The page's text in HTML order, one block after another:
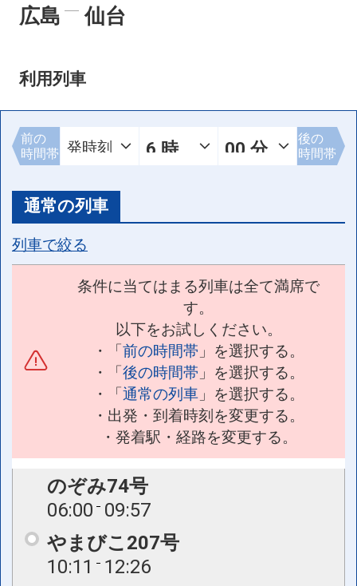
広島
仙台
利用列車
前の
時間帯
後の
時間帯
通常の列車
列車で絞る
条件に当てはまる列車は全て満席で
す。
以下をお試しください。
・「前の時間帯 」を選択する。
・「後の時間帯 」を選択する。
・「通常の列車 」を選択する。
・出発・到着時刻を変更する。
・発着駅・経路を変更する。
のぞみ74号
06:00 09:57
やまびこ207号
10:11
12:26